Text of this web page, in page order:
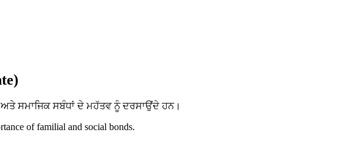
ਸਮਾਜਿਕ ਸਬੰਧਾਂ ਦੇ ਮਹੱਤਵ ਨੂੰ ਦਰਸਾਉਂਦੇ ਹਨ।
of familial and social bonds.